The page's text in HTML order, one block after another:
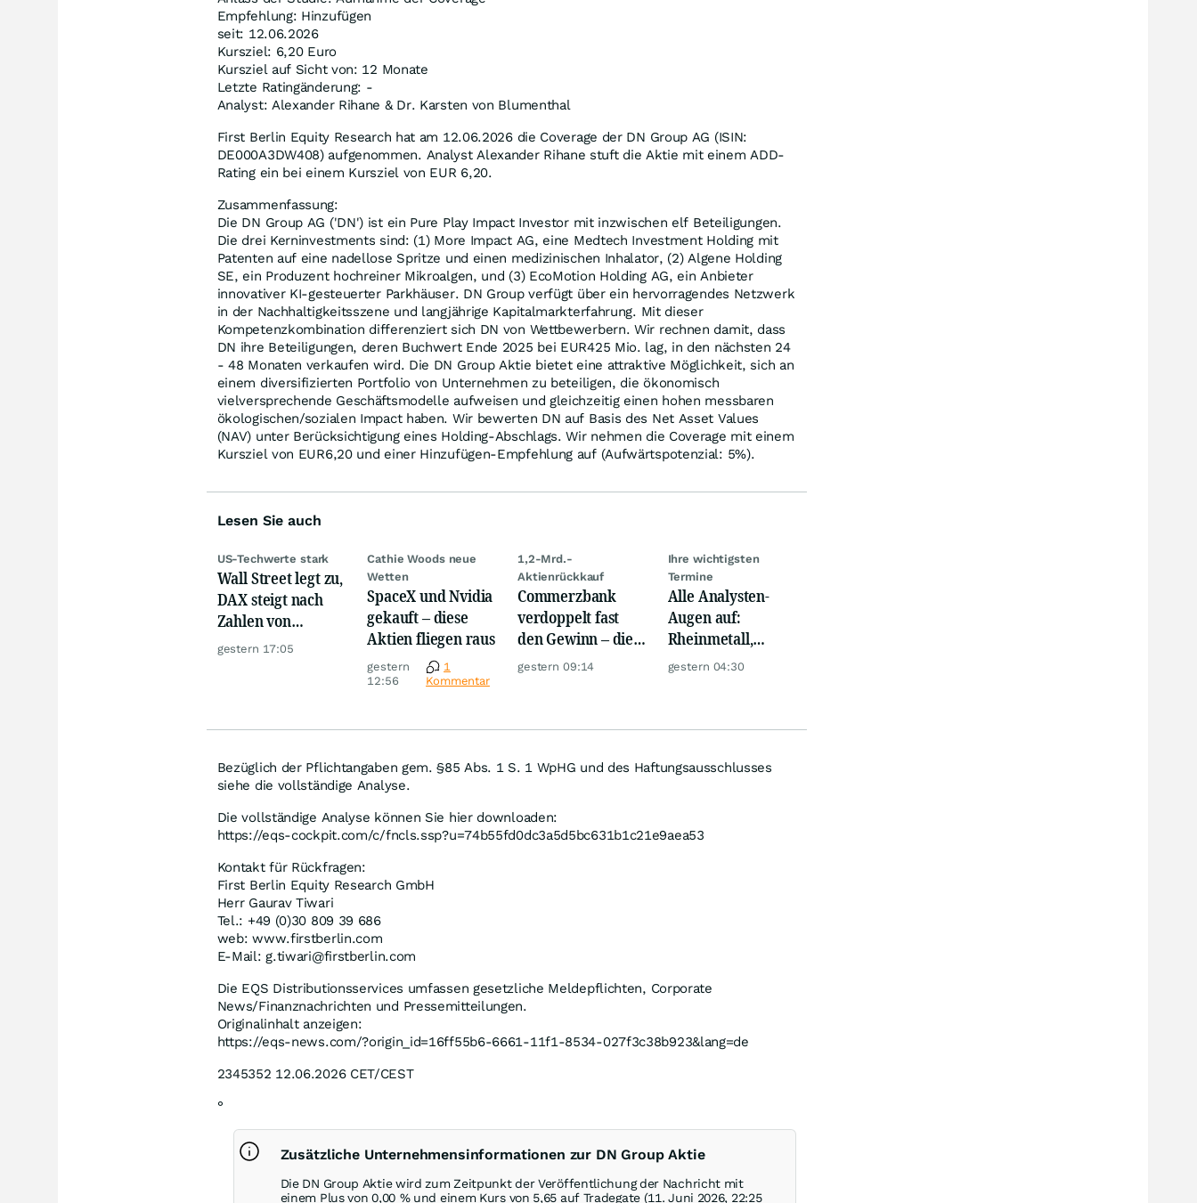
Empfehlung: Hinzufügen
seit: 12.06.2026
Kursziel: 6,20 Euro
Kursziel auf Sicht von: 12 Monate
Letzte Ratingänderung: -
Analyst: Alexander Rihane & Dr. Karsten von Blumenthal
First Berlin Equity Research hat am 12.06.2026 die Coverage der DN Group AG (ISIN:
DE000A3DW408) aufgenommen. Analyst Alexander Rihane stuft die Aktie mit einem ADD-
Rating ein bei einem Kursziel von EUR 6,20.
Zusammenfassung:
Die DN Group AG ('DN') ist ein Pure Play Impact Investor mit inzwischen elf Beteiligungen.
Die drei Kerninvestments sind: (1) More Impact AG, eine Medtech Investment Holding mit
Patenten auf eine nadellose Spritze und einen medizinischen Inhalator, (2) Algene Holding
SE, ein Produzent hochreiner Mikroalgen, und (3) EcoMotion Holding AG, ein Anbieter
innovativer KI-gesteuerter Parkhäuser. DN Group verfügt über ein hervorragendes Netzwerk
in der Nachhaltigkeitsszene und langjährige Kapitalmarkterfahrung. Mit dieser
Kompetenzkombination differenziert sich DN von Wettbewerbern. Wir rechnen damit, dass
DN ihre Beteiligungen, deren Buchwert Ende 2025 bei EUR425 Mio. lag, in den nächsten 24
- 48 Monaten verkaufen wird. Die DN Group Aktie bietet eine attraktive Möglichkeit, sich an
einem diversifizierten Portfolio von Unternehmen zu beteiligen, die ökonomisch
vielversprechende Geschäftsmodelle aufweisen und gleichzeitig einen hohen messbaren
ökologischen/sozialen Impact haben. Wir bewerten DN auf Basis des Net Asset Values
(NAV) unter Berücksichtigung eines Holding-Abschlags. Wir nehmen die Coverage mit einem
Kursziel von EUR6,20 und einer Hinzufügen-Empfehlung auf (Aufwärtspotenzial: 5%).
Lesen Sie auch
US-Techwerte stark
Wall Street legt zu,
DAX steigt nach
Zahlen von
Telekom, Henkel
gestern 17:05
Cathie Woods neue
Wetten
SpaceX und Nvidia
gekauft – diese
Aktien fliegen raus
gestern
12:56
1
Kommentar
1,2-Mrd.-
Aktienrückkauf
Commerzbank
verdoppelt fast
den Gewinn – die
Aktie schwankt
gestern 09:14
Ihre wichtigsten
Termine
Alle Analysten-
Augen auf:
Rheinmetall,
Deutsche Telekom,
gestern 04:30
Bezüglich der Pflichtangaben gem. §85 Abs. 1 S. 1 WpHG und des Haftungsausschlusses
siehe die vollständige Analyse.
Die vollständige Analyse können Sie hier downloaden:
https://eqs-cockpit.com/c/fncls.ssp?u=74b55fd0dc3a5d5bc631b1c21e9aea53
Kontakt für Rückfragen:
First Berlin Equity Research GmbH
Herr Gaurav Tiwari
Tel.: +49 (0)30 809 39 686
web: www.firstberlin.com
E-Mail: g.tiwari@firstberlin.com
Die EQS Distributionsservices umfassen gesetzliche Meldepflichten, Corporate
News/Finanznachrichten und Pressemitteilungen.
Originalinhalt anzeigen:
https://eqs-news.com/?origin_id=16ff55b6-6661-11f1-8534-027f3c38b923&lang=de
2345352 12.06.2026 CET/CEST
°
Zusätzliche Unternehmensinformationen zur DN Group Aktie
Die DN Group Aktie wird zum Zeitpunkt der Veröffentlichung der Nachricht mit
einem Plus von0,00 %und einem Kurs von 5,65 auf Tradegate (11. Juni 2026, 22:25